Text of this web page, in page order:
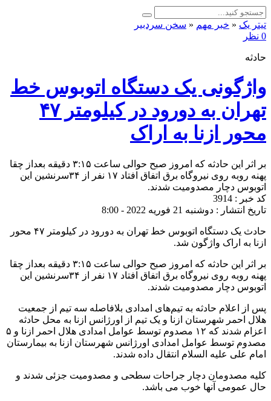
تیتر یک « خبر مهم « سخن سردبیر
0 نظر
حادثه
واژگونی یک دستگاه اتوبوس خط
تهران به دورود در کیلومتر ۴۷
محور ازنا به اراک
بر اثر این حادثه که امروز صبح حوالی ساعت ۳:۱۵ دقیقه بعداز چقا
پهنه روبه روی نیروگاه برق اتفاق افتاد ۱۷ نفر از ۳۴سرنشین این
اتوبوس دچار مصدومیت شدند.
کد خبر : 3914
تاریخ انتشار : دوشنبه 21 فوریه 2022 - 8:00
حادث یک دستگاه اتوبوس خط تهران به دورود در کیلومتر ۴۷ محور
ازنا به اراک واژگون شد.
بر اثر این حادثه که امروز صبح حوالی ساعت ۳:۱۵ دقیقه بعداز چقا
پهنه روبه روی نیروگاه برق اتفاق افتاد ۱۷ نفر از ۳۴سرنشین این
اتوبوس دچار مصدومیت شدند.
پس از اعلام حادثه به تیم‌های امدادی بلافاصله سه تیم از جمعیت
هلال احمر شهرستان ازنا و یک تیم از اورژانس ازنا به محل حادثه
اعزام شدند که ۱۲ مصدوم توسط عوامل امدادی هلال احمر ازنا و ۵
مصدوم توسط عوامل امدادی اورژانس شهرستان ازنا به بیمارستان
امام علی علیه السلام انتقال داده شدند.
کلیه مصدومان دچار جراحات سطحی و مصدومیت جزئی شدند و
حال عمومی آنها خوب می باشد.